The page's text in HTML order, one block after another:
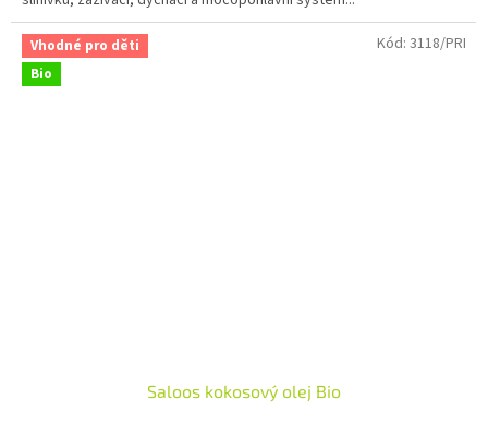
hvězdiček.
Vhodné pro děti
Bio
Saloos kokosový olej Bio
Kód: 3118/PRI